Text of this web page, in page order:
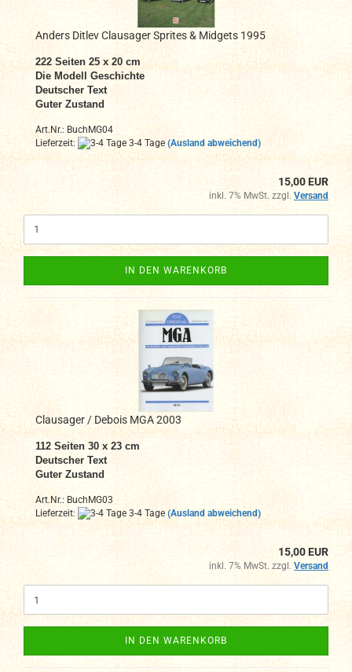
Anders Ditlev Clausager Sprites & Midgets 1995
222 Seiten 25 x 20 cm
Die Modell Geschichte
Deutscher Text
Guter Zustand
Art.Nr.: BuchMG04
Lieferzeit:
3-4 Tage (Ausland abweichend)
15,00 EUR
inkl. 7% MwSt. zzgl. Versand
IN DEN WARENKORB
Clausager / Debois MGA 2003
112 Seiten 30 x 23 cm
Deutscher Text
Guter Zustand
Art.Nr.: BuchMG03
Lieferzeit:
3-4 Tage (Ausland abweichend)
15,00 EUR
inkl. 7% MwSt. zzgl. Versand
IN DEN WARENKORB